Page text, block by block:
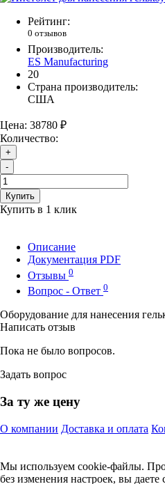
Рейтинг:
0 отзывов
Производитель:
ES Manufacturing
20
Страна производитель:
США
Цена: 38780 ₽
Количество:
+
-
Купить
Купить в 1 клик
Описание
Документация PDF
Отзывы 0
Вопрос - Ответ 0
Оборудование для нанесения
Написать отзыв
Пока не было вопросов.
Задать вопрос
За ту же цену
О компании Доставка и оплата
Мы используем cookie-файлы.
без изменения настроек, вы даете